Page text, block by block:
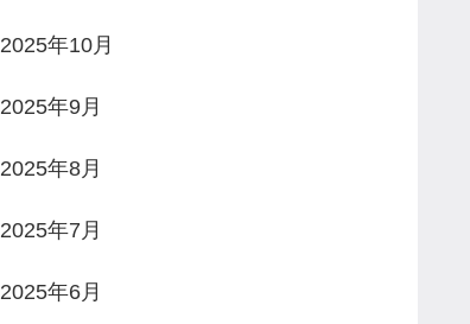
2025年10月
2025年9月
2025年8月
2025年7月
2025年6月